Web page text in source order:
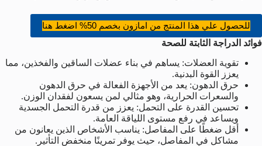
للحصول علي هذا المنتج من امازون بخصم 50% اضغط هنا
فوائد الدراجة الثابتة للصحة
تقوية العضلات: يساهم في بناء عضلات الساقين والفخذين، مما
يعزز القوة البدنية.
حرق الدهون: يعد من الأجهزة الفعالة في حرق الدهون
والسعرات الحرارية، وهو مثالي لمن يسعون لفقدان الوزن.
تحسين القدرة على التحمل: يعزز من قدرة التحمل الجسدية
ويساعد في رفع مستوى اللياقة العامة.
أقل ضغطًا على المفاصل: يناسب الأشخاص الذين يعانون من
مشاكل في المفاصل، حيث يوفر تمرينًا منخفض التأثير.